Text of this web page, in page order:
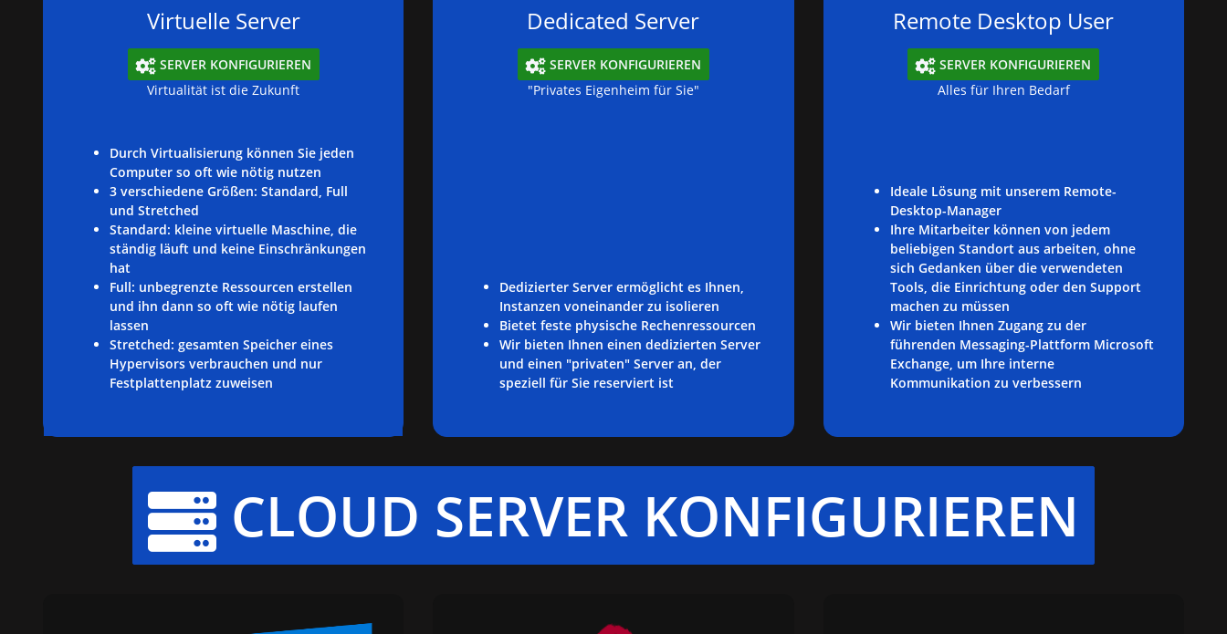
Virtuelle Server
SERVER KONFIGURIEREN
Virtualität ist die Zukunft
Durch Virtualisierung können Sie jeden
Computer so oft wie nötig nutzen
3 verschiedene Größen: Standard, Full
und Stretched
Standard: kleine virtuelle Maschine, die
ständig läuft und keine Einschränkungen
hat
Full: unbegrenzte Ressourcen erstellen
und ihn dann so oft wie nötig laufen
lassen
Stretched: gesamten Speicher eines
Hypervisors verbrauchen und nur
Festplattenplatz zuweisen
Dedicated Server
SERVER KONFIGURIEREN
"Privates Eigenheim für Sie"
Dedizierter Server ermöglicht es Ihnen,
Instanzen voneinander zu isolieren
Bietet feste physische Rechenressourcen
Wir bieten Ihnen einen dedizierten Server
und einen "privaten" Server an, der
speziell für Sie reserviert ist
Remote Desktop User
 SERVER KONFIGURIEREN
Alles für Ihren Bedarf
Ideale Lösung mit unserem Remote-
Desktop-Manager
Ihre Mitarbeiter können von jedem
beliebigen Standort aus arbeiten, ohne
sich Gedanken über die verwendeten
Tools, die Einrichtung oder den Support
machen zu müssen
Wir bieten Ihnen Zugang zu der
führenden Messaging-Plattform Microsoft
Exchange, um Ihre interne
Kommunikation zu verbessern
 CLOUD SERVER KONFIGURIEREN